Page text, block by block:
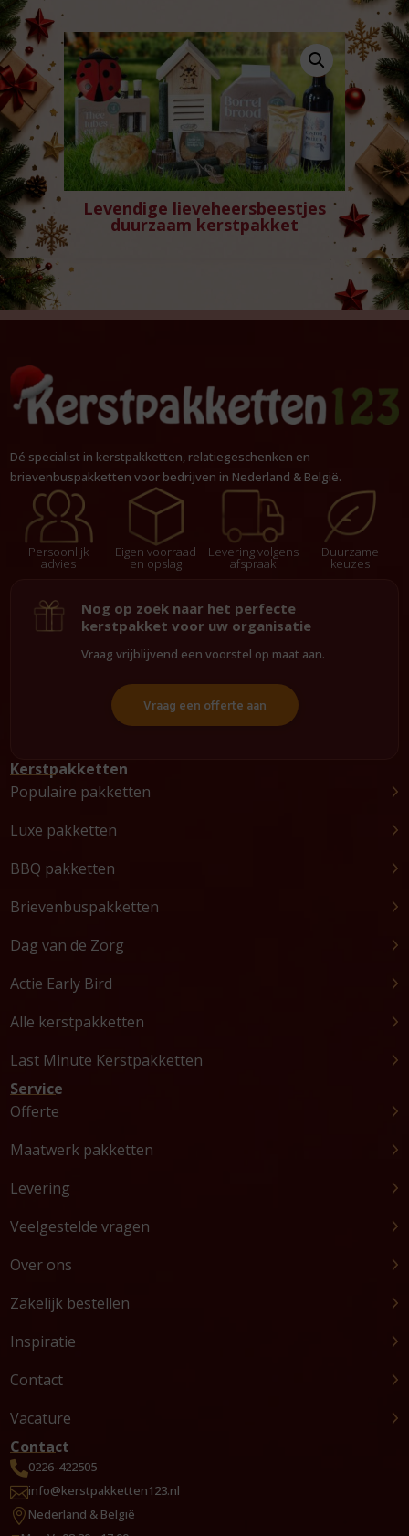
Levendige lieveheersbeestjes
duurzaam kerstpakket
Dé specialist in kerstpakketten, relatiegeschenken en
brievenbuspakketten voor bedrijven in Nederland & België.
Persoonlijk
advies
Eigen voorraad
en opslag
Levering volgens
afspraak
Duurzame
keuzes
Nog op zoek naar het perfecte
kerstpakket voor uw organisatie
Vraag vrijblijvend een voorstel op maat aan.
Vraag een offerte aan
Kerstpakketten
Populaire pakketten
Luxe pakketten
BBQ pakketten
Brievenbuspakketten
Dag van de Zorg
Actie Early Bird
Alle kerstpakketten
Last Minute Kerstpakketten
Service
Offerte
Maatwerk pakketten
Levering
Veelgestelde vragen
Over ons
Zakelijk bestellen
Inspiratie
Contact
Vacature
Contact
0226-422505
info@kerstpakketten123.nl
 Nederland & België